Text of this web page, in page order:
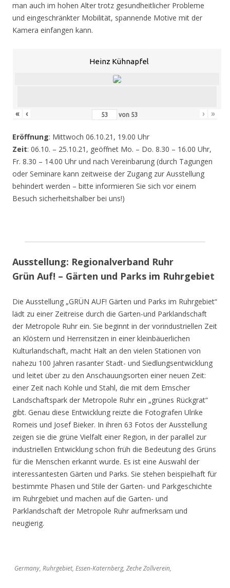
man auch im hohen Alter trotz gesundheitlicher Probleme
und eingeschränkter Mobilität, spannende Motive mit der
Kamera einfangen kann.
Heinz Kühnapfel
« ‹ von 53 › »
Eröffnung: Mittwoch 06.10.21, 19.00 Uhr
Zeit: 06.10. – 25.10.21, geöffnet Mo. – Do. 8.30 – 16.00 Uhr,
Fr. 8.30 – 14.00 Uhr und nach Vereinbarung (durch Tagungen
oder Seminare kann zeitweise der Zugang zur Ausstellung
behindert werden – bitte informieren Sie sich vor einem
Besuch sicherheitshalber bei uns!)
Ausstellung: Regionalverband Ruhr
Grün Auf! – Gärten und Parks im Ruhrgebiet
Die Ausstellung „GRÜN AUF! Gärten und Parks im Ruhrgebiet“
lädt zu einer Zeitreise durch die Garten-und Parklandschaft
der Metropole Ruhr ein. Sie beginnt in der vorindustriellen Zeit
an Klöstern und Herrensitzen in einer kleinbäuerlichen
Kulturlandschaft, macht Halt an den vielen Stationen von
nahezu 100 Jahren rasanter Stadt- und Siedlungsentwicklung
und leitet über zu den Anschauungsorten einer neuen Zeit:
einer Zeit nach Kohle und Stahl, die mit dem Emscher
Landschaftspark der Metropole Ruhr ein „grünes Rückgrat“
gibt. Genau diese Entwicklung reizte die Fotografen Ulrike
Romeis und Josef Bieker. In ihren 63 Fotos der Ausstellung
zeigen sie die grüne Vielfalt einer Region, in der parallel zur
industriellen Entwicklung schon früh die Bedeutung des Grüns
für die Menschen erkannt wurde. Es ist eine Auswahl der
interessantesten Gärten und Parks. Sie stehen beispielhaft für
bestimmte Phasen und Stile der Garten- und Parkgeschichte
im Ruhrgebiet und machen auf die Garten- und
Parklandschaft der Metropole Ruhr aufmerksam und
neugierig.
Germany, Ruhrgebiet, Essen-Katernberg, Zeche Zollverein,